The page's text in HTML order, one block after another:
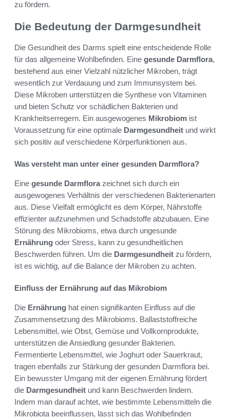
zu fördern.
Die Bedeutung der Darmgesundheit
Die Gesundheit des Darms spielt eine entscheidende Rolle
für das allgemeine Wohlbefinden. Eine gesunde Darmflora,
bestehend aus einer Vielzahl nützlicher Mikroben, trägt
wesentlich zur Verdauung und zum Immunsystem bei.
Diese Mikroben unterstützen die Synthese von Vitaminen
und bieten Schutz vor schädlichen Bakterien und
Krankheitserregern. Ein ausgewogenes Mikrobiom ist
Voraussetzung für eine optimale Darmgesundheit und wirkt
sich positiv auf verschiedene Körperfunktionen aus.
Was versteht man unter einer gesunden Darmflora?
Eine gesunde Darmflorazeichnet sich durch ein
ausgewogenes Verhältnis der verschiedenen Bakterienarten
aus. Diese Vielfalt ermöglicht es dem Körper, Nährstoffe
effizienter aufzunehmen und Schadstoffe abzubauen. Eine
Störung des Mikrobioms, etwa durch ungesunde
Ernährung oder Stress, kann zu gesundheitlichen
Beschwerden führen. Um die Darmgesundheit zu fördern,
ist es wichtig, auf die Balance der Mikroben zu achten.
Einfluss der Ernährung auf das Mikrobiom
Die Ernährung hat einen signifikanten Einfluss auf die
Zusammensetzung des Mikrobioms. Ballaststoffreiche
Lebensmittel, wie Obst, Gemüse und Vollkornprodukte,
unterstützen die Ansiedlung gesunder Bakterien.
Fermentierte Lebensmittel, wie Joghurt oder Sauerkraut,
tragen ebenfalls zur Stärkung der gesunden Darmflora bei.
Ein bewusster Umgang mit der eigenen Ernährung fördert
die Darmgesundheit und kann Beschwerden lindern.
Indem man darauf achtet, wie bestimmte Lebensmitteln die
Mikrobiota beeinflussen, lässt sich das Wohlbefinden